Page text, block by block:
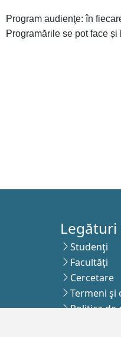
Program audienţe: în
Programările se pot face
Studenţi
Facultăţi
Cercetare
Termeni şi
Politica de